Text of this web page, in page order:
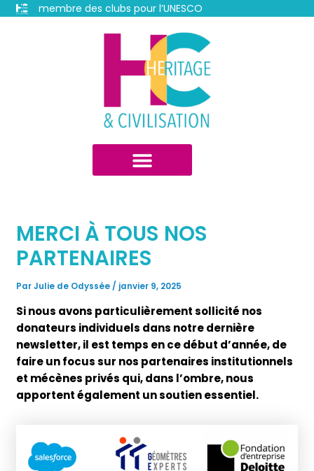
membre des clubs pour l’UNESCO
Aller
MERCI À TOUS NOS
PARTENAIRES
ParJulie de Odyssée/ janvier 9, 2025
Si nous avons particulièrement sollicité nos
donateurs individuels dans notre dernière
newsletter, il est temps en ce début d’année, de
faire un focus sur nos partenaires institutionnels
et mécènes privés qui, dans l’ombre, nous
apportent également un soutien essentiel.